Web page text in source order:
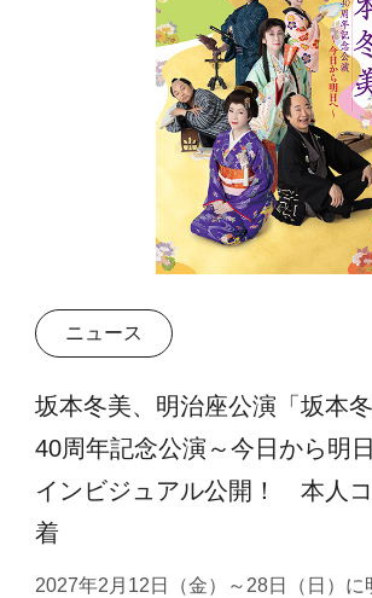
ニュース
坂本冬美、明治座公演「坂本
40周年記念公演～今日から明
インビジュアル公開！ 本人コ
着
2027年2月12日（金）～28日（日）に